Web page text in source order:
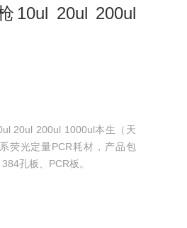
10ul 20ul 200ul
20ul 200ul 1000ul本生（天
荧光定量PCR耗材，产品包
孔板、PCR板。